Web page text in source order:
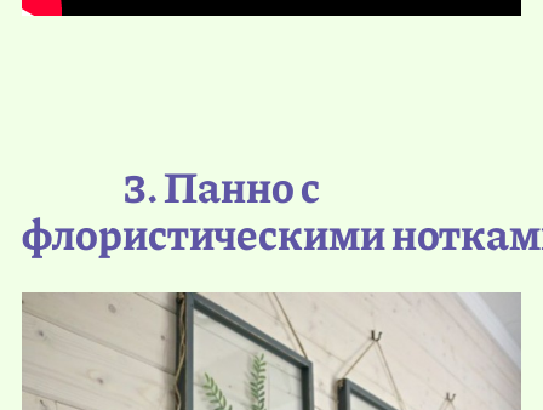
3. Панно с
флористическими